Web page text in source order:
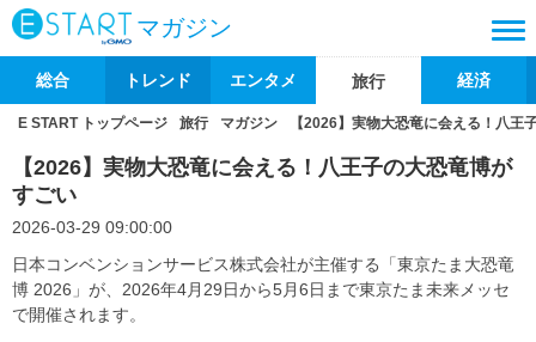
マガジン
総合 トレンド エンタメ 旅行 経済
E START トップページ 旅行 マガジン 【2026】実物大恐竜に会える！八王
【2026】実物大恐竜に会える！八王子の大恐竜博が
すごい
2026-03-29 09:00:00
日本コンベンションサービス株式会社が主催する「東京たま大恐竜
博 2026」が、2026年4月29日から5月6日まで東京たま未来メッセ
で開催されます。